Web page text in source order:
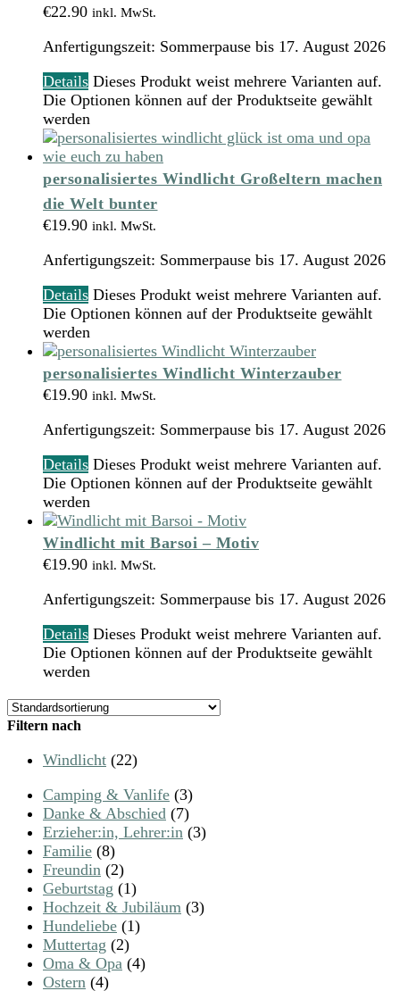
€22.90 inkl. MwSt.
Anfertigungszeit: Sommerpause bis 17. August 2026
Details Dieses Produkt weist mehrere Varianten auf.
Die Optionen können auf der Produktseite gewählt
werden
personalisiertes Windlicht Großeltern machen
die Welt bunter
€19.90 inkl. MwSt.
Anfertigungszeit: Sommerpause bis 17. August 2026
Details Dieses Produkt weist mehrere Varianten auf.
Die Optionen können auf der Produktseite gewählt
werden
personalisiertes Windlicht Winterzauber
€19.90 inkl. MwSt.
Anfertigungszeit: Sommerpause bis 17. August 2026
Details Dieses Produkt weist mehrere Varianten auf.
Die Optionen können auf der Produktseite gewählt
werden
Windlicht mit Barsoi – Motiv
€19.90 inkl. MwSt.
Anfertigungszeit: Sommerpause bis 17. August 2026
Details Dieses Produkt weist mehrere Varianten auf.
Die Optionen können auf der Produktseite gewählt
werden
Filtern nach
Windlicht (22)
Camping & Vanlife (3)
Danke & Abschied (7)
Erzieher:in, Lehrer:in (3)
Familie (8)
Freundin (2)
Geburtstag (1)
Hochzeit & Jubiläum (3)
Hundeliebe (1)
Muttertag (2)
Oma & Opa (4)
Ostern (4)